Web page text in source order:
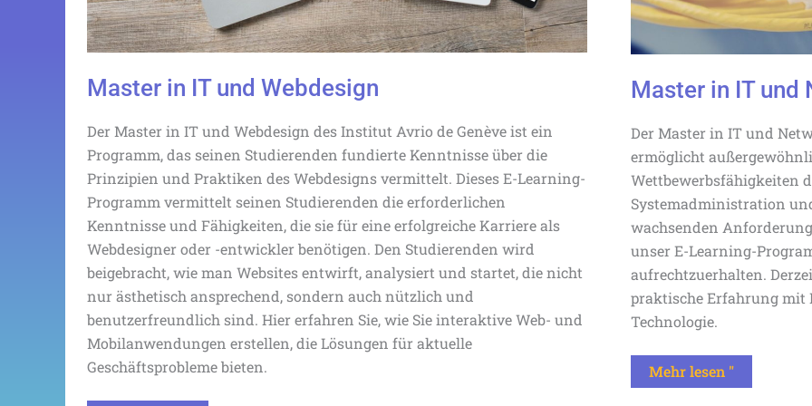
Master in IT und Webdesign
Der Master in IT und Webdesign des Institut Avrio de Genève ist ein
Programm, das seinen Studierenden fundierte Kenntnisse über die
Prinzipien und Praktiken des Webdesigns vermittelt. Dieses E-Learning-
Programm vermittelt seinen Studierenden die erforderlichen
Kenntnisse und Fähigkeiten, die sie für eine erfolgreiche Karriere als
Webdesigner oder -entwickler benötigen. Den Studierenden wird
beigebracht, wie man Websites entwirft, analysiert und startet, die nicht
nur ästhetisch ansprechend, sondern auch nützlich und
benutzerfreundlich sind. Hier erfahren Sie, wie Sie interaktive Web- und
Mobilanwendungen erstellen, die Lösungen für aktuelle
Geschäftsprobleme bieten.
Master in IT und
Der Master in IT und
ermöglicht
Wettbewerbsfähigkeiten
Systemadministration
wachsenden
unser E-Learning-
aufrechtzuerhalten.
praktische Erfahrung mit
Technologie.
Mehr lesen "